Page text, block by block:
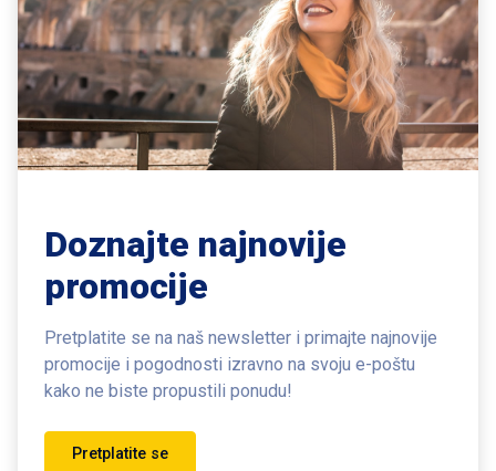
Doznajte najnovije
promocije
Pretplatite se na naš newsletter i primajte najnovije
promocije i pogodnosti izravno na svoju e-poštu
kako ne biste propustili ponudu!
Pretplatite se